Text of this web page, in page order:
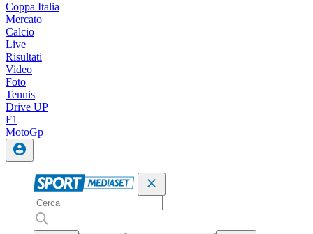
Coppa Italia
Mercato
Calcio
Live
Risultati
Video
Foto
Tennis
Drive UP
F1
MotoGp